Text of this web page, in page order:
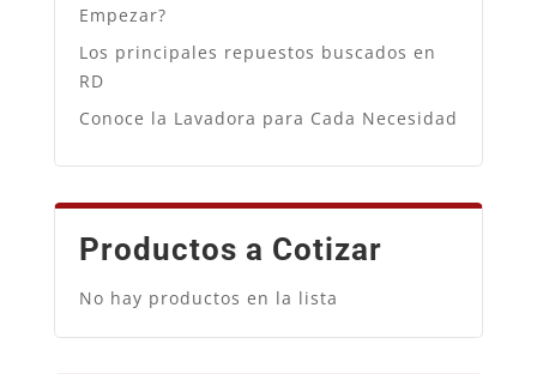
Empezar?
Los principales repuestos buscados en
RD
Conoce la Lavadora para Cada Necesidad
Productos a Cotizar
No hay productos en la lista